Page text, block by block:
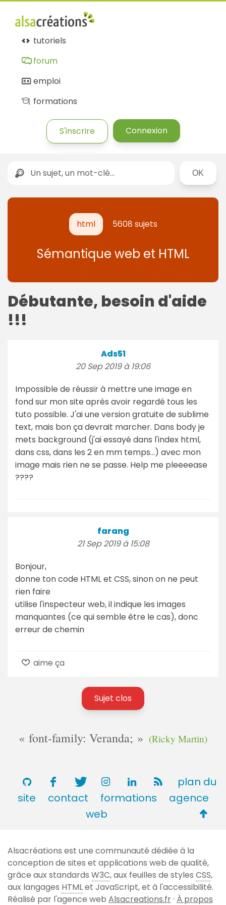
tutoriels
forum
emploi
formations
S'inscrire Connexion
Rechercher
html 5608 sujets
Sémantique web et HTML
Débutante, besoin d'aide
!!!
Ads51
20 Sep 2019 à 19:06
Impossible de réussir à mettre une image en
fond sur mon site après avoir regardé tous les
tuto possible. J'ai une version gratuite de sublime
text, mais bon ça devrait marcher. Dans body je
mets background (j'ai essayé dans l'index html,
dans css, dans les 2 en mm temps...) avec mon
image mais rien ne se passe. Help me pleeeease
????
farang
21 Sep 2019 à 15:08
Bonjour,
donne ton code HTML et CSS, sinon on ne peut
rien faire
utilise l'inspecteur web, il indique les images
manquantes (ce qui semble être le cas), donc
erreur de chemin
aime ça
Sujet clos
font-family: Veranda; (Ricky Martin)
plan du
site
contact formations
agence
web
de
page
Alsacréations est une communauté dédiée à la
conception de sites et applications web de qualité,
grâce aux standards W3C, aux feuilles de styles CSS,
aux langages HTMLet JavaScript, et à l'accessibilité.
Réalisé par l'agence web Alsacreations.fr· À propos